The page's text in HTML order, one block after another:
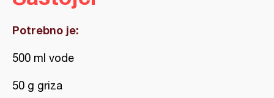
Potrebno je:
500 ml vode
50 g griza